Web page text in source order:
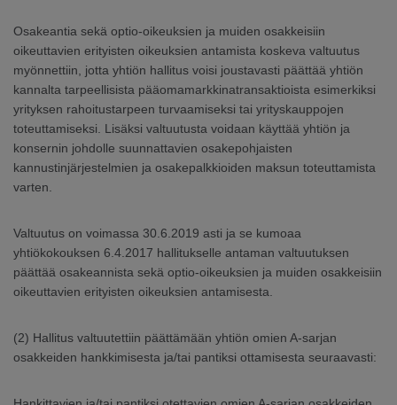
Osakeantia sekä optio-oikeuksien ja muiden osakkeisiin
oikeuttavien erityisten oikeuksien antamista koskeva valtuutus
myönnettiin, jotta yhtiön hallitus voisi joustavasti päättää yhtiön
kannalta tarpeellisista pääomamarkkinatransaktioista esimerkiksi
yrityksen rahoitustarpeen turvaamiseksi tai yrityskauppojen
toteuttamiseksi. Lisäksi valtuutusta voidaan käyttää yhtiön ja
konsernin johdolle suunnattavien osakepohjaisten
kannustinjärjestelmien ja osakepalkkioiden maksun toteuttamista
varten.
Valtuutus on voimassa 30.6.2019 asti ja se kumoaa
yhtiökokouksen 6.4.2017 hallitukselle antaman valtuutuksen
päättää osakeannista sekä optio-oikeuksien ja muiden osakkeisiin
oikeuttavien erityisten oikeuksien antamisesta.
(2) Hallitus valtuutettiin päättämään yhtiön omien A-sarjan
osakkeiden hankkimisesta ja/tai pantiksi ottamisesta seuraavasti: